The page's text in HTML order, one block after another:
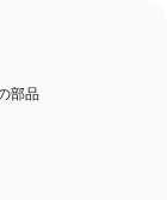
部品